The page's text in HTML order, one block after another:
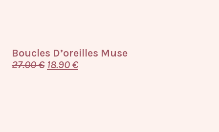
Boucles D’oreilles Muse
27.00€ 18.90€